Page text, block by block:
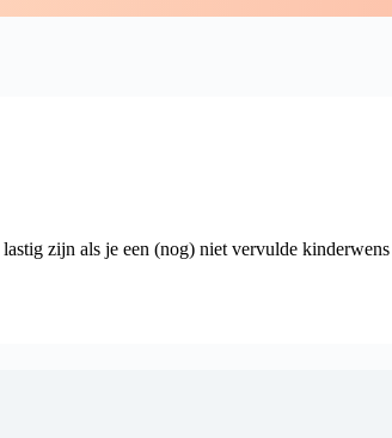
zijn als je een (nog) niet vervulde